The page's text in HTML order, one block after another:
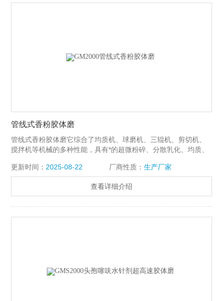
管线式香粉胶体磨
管线式香粉胶体磨它综合了均质机、球磨机、三辊机、剪切机、
搅拌机等机械的多种性能，具有*的超微粉碎、分散乳化、均质、
以上，是超微粒加工的理想设备。
更新时间： 2025-08-22 厂商性质： 生产厂家
查看详细介绍